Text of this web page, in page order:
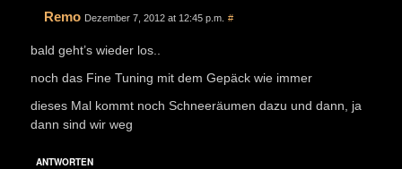
Remo Dezember 7, 2012 at 12:45 p.m. #
bald geht’s wieder los..
noch das Fine Tuning mit dem Gepäck wie immer
dieses Mal kommt noch Schneeräumen dazu und dann, ja
dann sind wir weg
ANTWORTEN